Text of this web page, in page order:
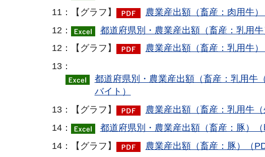
11：【グラフ】
農業産出額（畜産：肉用牛
12：
都道府県別・農業産出額（畜産：乳用
12：【グラフ】
農業産出額（畜産：乳用牛
13：
都道府県別・農業産出額（畜産：乳用牛
バイト）
13：【グラフ】
農業産出額（畜産：乳用牛
14：
都道府県別・農業産出額（畜産：豚）
14：【グラフ】
農業産出額（畜産：豚）（